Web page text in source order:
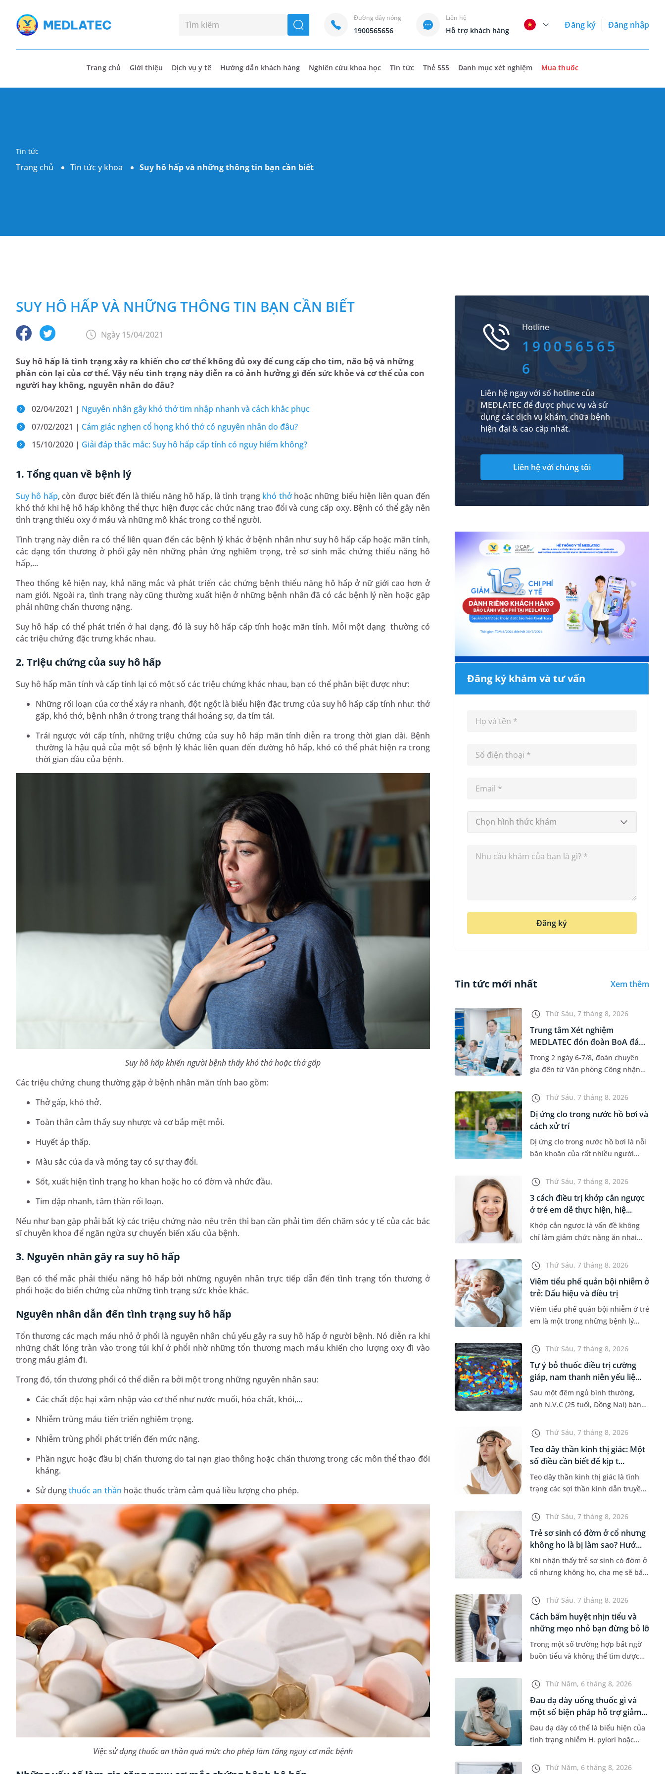
seach
Đường dây nóng
1900565656
Liên hệ
Hỗ trợ khách hàng
Đăng ký Đăng nhập
Trang chủ Giới thiệu Dịch vụ y tế Hướng dẫn khách hàng Nghiên cứu khoa học Tin tức Thẻ 555 Danh mục xét nghiệm Mua thuốc
Tin tức
Trang chủ Tin tức y khoa Suy hô hấp và những thông tin bạn cần biết
SUY HÔ HẤP VÀ NHỮNG THÔNG TIN BẠN CẦN BIẾT
Ngày 15/04/2021
Suy hô hấp là tình trạng xảy ra khiến cho cơ thể không đủ oxy để cung cấp cho tim, não bộ và những
phần còn lại của cơ thể. Vậy nếu tình trạng này diễn ra có ảnh hưởng gì đến sức khỏe và cơ thể của con
người hay không, nguyên nhân do đâu?
02/04/2021 | Nguyên nhân gây khó thở tim nhập nhanh và cách khắc phục
07/02/2021 | Cảm giác nghẹn cổ họng khó thở có nguyên nhân do đâu?
15/10/2020 | Giải đáp thắc mắc: Suy hô hấp cấp tính có nguy hiểm không?
1. Tổng quan về bệnh lý
Suy hô hấp, còn được biết đến là thiểu năng hô hấp, là tình trạng khó thởhoặc những biểu hiện liên quan đến
khó thở khi hệ hô hấp không thể thực hiện được các chức năng trao đổi và cung cấp oxy. Bệnh có thể gây nên
tình trạng thiếu oxy ở máu và những mô khác trong cơ thể người.
Tình trạng này diễn ra có thể liên quan đến các bệnh lý khác ở bệnh nhân như suy hô hấp cấp hoặc mãn tính,
các dạng tổn thương ở phổi gây nên những phản ứng nghiêm trọng, trẻ sơ sinh mắc chứng thiểu năng hô
hấp,...
Theo thống kê hiện nay, khả năng mắc và phát triển các chứng bệnh thiểu năng hô hấp ở nữ giới cao hơn ở
nam giới. Ngoài ra, tình trạng này cũng thường xuất hiện ở những bệnh nhân đã có các bệnh lý nền hoặc gặp
phải những chấn thương nặng.
Suy hô hấp có thể phát triển ở hai dạng, đó là suy hô hấp cấp tính hoặc mãn tính. Mỗi một dạng thường có
các triệu chứng đặc trưng khác nhau.
2. Triệu chứng của suy hô hấp
Suy hô hấp mãn tính và cấp tính lại có một số các triệu chứng khác nhau, bạn có thể phân biệt được như:
Những rối loạn của cơ thể xảy ra nhanh, đột ngột là biểu hiện đặc trưng của suy hô hấp cấp tính như: thở
gấp, khó thở, bệnh nhân ở trong trạng thái hoảng sợ, da tím tái.
Trái ngược với cấp tính, những triệu chứng của suy hô hấp mãn tính diễn ra trong thời gian dài. Bệnh
thường là hậu quả của một số bệnh lý khác liên quan đến đường hô hấp, khó có thể phát hiện ra trong
thời gian đầu của bệnh.
Suy hô hấp khiến người bệnh thấy khó thở hoặc thở gấp
Các triệu chứng chung thường gặp ở bệnh nhân mãn tính bao gồm:
Thở gấp, khó thở.
Toàn thân cảm thấy suy nhược và cơ bắp mệt mỏi.
Huyết áp thấp.
Màu sắc của da và móng tay có sự thay đổi.
Sốt, xuất hiện tình trạng ho khan hoặc ho có đờm và nhức đầu.
Tim đập nhanh, tâm thần rối loạn.
Nếu như bạn gặp phải bất kỳ các triệu chứng nào nêu trên thì bạn cần phải tìm đến chăm sóc y tế của các bác
sĩ chuyên khoa để ngăn ngừa sự chuyển biến xấu của bệnh.
3. Nguyên nhân gây ra suy hô hấp
Bạn có thể mắc phải thiểu năng hô hấp bởi những nguyên nhân trực tiếp dẫn đến tình trạng tổn thương ở
phổi hoặc do biến chứng của những tình trạng sức khỏe khác.
Nguyên nhân dẫn đến tình trạng suy hô hấp
Tổn thương các mạch máu nhỏ ở phổi là nguyên nhân chủ yếu gây ra suy hô hấp ở người bệnh. Nó diễn ra khi
những chất lỏng tràn vào trong túi khí ở phổi nhờ những tổn thương mạch máu khiến cho lượng oxy đi vào
trong máu giảm đi.
Trong đó, tổn thương phổi có thể diễn ra bởi một trong những nguyên nhân sau:
Các chất độc hại xâm nhập vào cơ thể như nước muối, hóa chất, khói,...
Nhiễm trùng máu tiến triển nghiêm trọng.
Nhiễm trùng phổi phát triển đến mức nặng.
Phần ngực hoặc đầu bị chấn thương do tai nạn giao thông hoặc chấn thương trong các môn thể thao đối
kháng.
Sử dụngthuốc an thần hoặc thuốc trầm cảm quá liều lượng cho phép.
Việc sử dụng thuốc an thần quá mức cho phép làm tăng nguy cơ mắc bệnh
Hotline
190056565
6
Liên hệ ngay với số hotline của
MEDLATEC để được phục vụ và sử
dụng các dịch vụ khám, chữa bệnh
hiện đại & cao cấp nhất.
Liên hệ với chúng tôi
Đăng ký khám và tư vấn
Chọn hình thức khám
Đăng ký
Tin tức mới nhất Xem thêm
Thứ Sáu, 7 tháng 8, 2026
Trung tâm Xét nghiệm
MEDLATEC đón đoàn BoA đánh
giá giám...
Trong 2 ngày 6-7/8, đoàn chuyên
gia đến từ Văn phòng Công nhận
nhận và đánh giá cao nỗ lực duy trì
hệ thống quản lý chất lượ...
Thứ Sáu, 7 tháng 8, 2026
Dị ứng clo trong nước hồ bơi và
cách xử trí
Dị ứng clo trong nước hồ bơi là nỗi
băn khoăn của rất nhiều người
trường hợp thường xuyên bơi ở
những hồ bơi nhân tạo. Bài v...
Thứ Sáu, 7 tháng 8, 2026
3 cách điều trị khớp cắn ngược
ở trẻ em dễ thực hiện, hiệ...
Khớp cắn ngược là vấn đề không
chỉ làm giảm chức năng ăn nhai
đối của khuôn mặt. Do đó, cần khắc
phục sớm tình trạng này để...
Thứ Sáu, 7 tháng 8, 2026
Viêm tiểu phế quản bội nhiễm ở
trẻ: Dấu hiệu và điều trị
Viêm tiểu phế quản bội nhiễm ở trẻ
em là một trong những bệnh lý
bùng phát vào thời điểm giao mùa.
Khi những tổn thương ban đầ...
Thứ Sáu, 7 tháng 8, 2026
Tự ý bỏ thuốc điều trị cường
giáp, nam thanh niên yếu liệ...
Sau một đêm ngủ bình thường,
anh N.V.C (25 tuổi, Đồng Nai) bàng
không thể vận động đi lại được. Kết
quả thăm khám tại Phòng...
Thứ Sáu, 7 tháng 8, 2026
Teo dây thần kinh thị giác: Một
số điều cần biết để kịp t...
Teo dây thần kinh thị giác là tình
trạng các sợi thần kinh dẫn truyền
thương và dần mất đi chức năng
hoạt động. Nếu điều trị m...
Thứ Sáu, 7 tháng 8, 2026
Trẻ sơ sinh có đờm ở cổ nhưng
không ho là bị làm sao? Hướ...
Khi nhận thấy trẻ sơ sinh có đờm ở
cổ nhưng không ho, cha mẹ sẽ băn
đường hô hấp hay không. Những
chia sẻ dưới đây sẽ giúp ch...
Thứ Sáu, 7 tháng 8, 2026
Cách bấm huyệt nhịn tiểu và
những mẹo nhỏ bạn đừng bỏ lỡ
Trong một số trường hợp bất ngờ
buồn tiểu và không thể tìm được
dụng phương pháp bấm huyệt
nhịn tiểu. Vậy cách bấm huyệt
nhịn...
Thứ Năm, 6 tháng 8, 2026
Đau dạ dày uống thuốc gì và
một số biện pháp hỗ trợ giảm...
Đau dạ dày có thể là biểu hiện của
tình trạng nhiễm H. pylori hoặc
Dựa theo nguyên nhân cụ thể, bác
Thứ Năm, 6 tháng 8, 2026